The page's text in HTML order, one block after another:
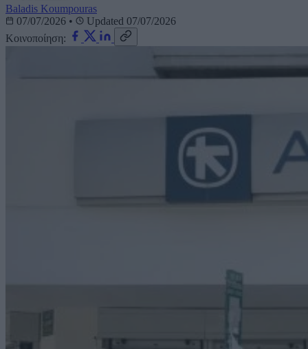
Baladis Koumpouras
07/07/2026 •
Updated 07/07/2026
Κοινοποίηση: